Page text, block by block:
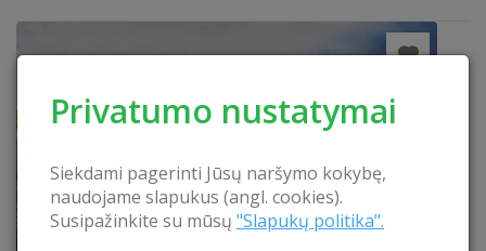
Privatumo nustatymai
Siekdami pagerinti Jūsų naršymo kokybę,
naudojame slapukus (angl. cookies).
Susipažinkite su mūsų "Slapukų politika".